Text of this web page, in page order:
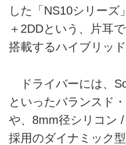
した「NS10シリーズ
＋2DDという、片耳
搭載するハイブリッ
ドライバーには、
といったバランスド
や、8mm径シリコン
採用のダイナミック